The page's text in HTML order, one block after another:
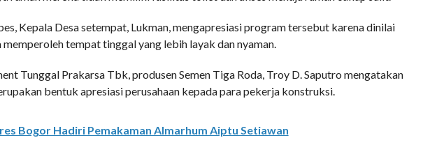
Kepala Desa setempat, Lukman, mengapresiasi program tersebut karena dinilai
tempat tinggal yang lebih layak dan nyaman.
Tunggal Prakarsa Tbk, produsen Semen Tiga Roda, Troy D. Saputro mengatakan
bentuk apresiasi perusahaan kepada para pekerja konstruksi.
Bogor Hadiri Pemakaman Almarhum Aiptu Setiawan